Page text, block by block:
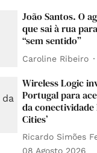
João Santos. O
que sai à rua
“sem sentido”
Caroline Ribeiro
Wireless Logic
Portugal para
da conectividade
Cities’
Ricardo Simões
08 Agosto 2026